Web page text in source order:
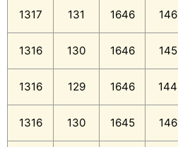
1317 131 1646 146
1316 130 1646 145
1316 129 1646 144
1316 130 1645 146